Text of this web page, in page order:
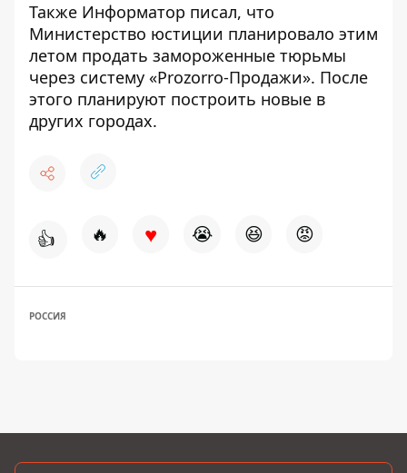
Также Информатор писал, что
Министерство юстиции планировало этим
летом продать замороженные тюрьмы
через систему «Prozorro-Продажи». После
этого планируют построить новые в
других городах.
👍 🔥 ♥ 😭 😆 😡
РОССИЯ